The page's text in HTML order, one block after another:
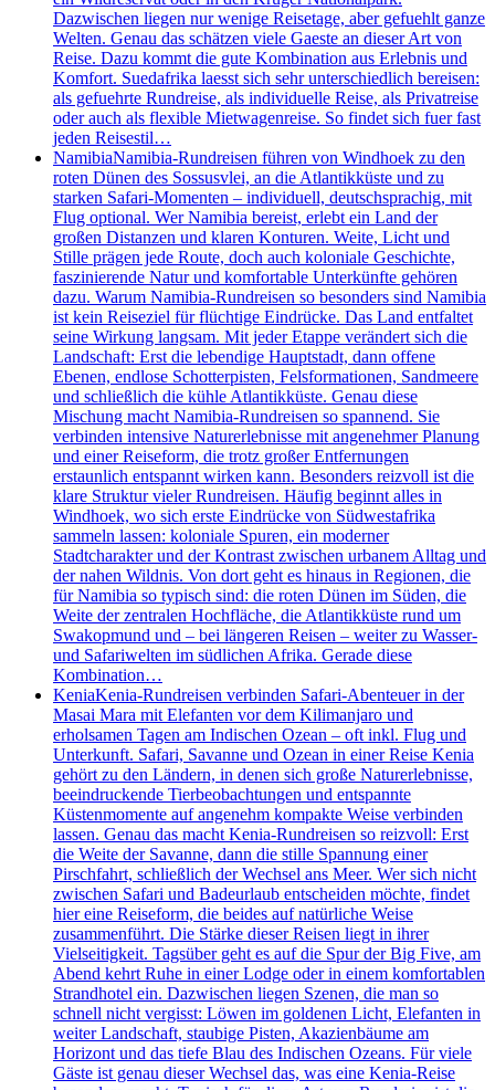
Dazwischen liegen nur wenige Reisetage, aber gefuehlt ganze
Welten. Genau das schätzen viele Gaeste an dieser Art von
Reise. Dazu kommt die gute Kombination aus Erlebnis und
Komfort. Suedafrika laesst sich sehr unterschiedlich bereisen:
als gefuehrte Rundreise, als individuelle Reise, als Privatreise
oder auch als flexible Mietwagenreise. So findet sich fuer fast
jeden Reisestil…
NamibiaNamibia-Rundreisen führen von Windhoek zu den
roten Dünen des Sossusvlei, an die Atlantikküste und zu
starken Safari-Momenten – individuell, deutschsprachig, mit
Flug optional. Wer Namibia bereist, erlebt ein Land der
großen Distanzen und klaren Konturen. Weite, Licht und
Stille prägen jede Route, doch auch koloniale Geschichte,
faszinierende Natur und komfortable Unterkünfte gehören
dazu. Warum Namibia-Rundreisen so besonders sind Namibia
ist kein Reiseziel für flüchtige Eindrücke. Das Land entfaltet
seine Wirkung langsam. Mit jeder Etappe verändert sich die
Landschaft: Erst die lebendige Hauptstadt, dann offene
Ebenen, endlose Schotterpisten, Felsformationen, Sandmeere
und schließlich die kühle Atlantikküste. Genau diese
Mischung macht Namibia-Rundreisen so spannend. Sie
verbinden intensive Naturerlebnisse mit angenehmer Planung
und einer Reiseform, die trotz großer Entfernungen
erstaunlich entspannt wirken kann. Besonders reizvoll ist die
klare Struktur vieler Rundreisen. Häufig beginnt alles in
Windhoek, wo sich erste Eindrücke von Südwestafrika
sammeln lassen: koloniale Spuren, ein moderner
Stadtcharakter und der Kontrast zwischen urbanem Alltag und
der nahen Wildnis. Von dort geht es hinaus in Regionen, die
für Namibia so typisch sind: die roten Dünen im Süden, die
Weite der zentralen Hochfläche, die Atlantikküste rund um
Swakopmund und – bei längeren Reisen – weiter zu Wasser-
und Safariwelten im südlichen Afrika. Gerade diese
Kombination…
KeniaKenia-Rundreisen verbinden Safari-Abenteuer in der
Masai Mara mit Elefanten vor dem Kilimanjaro und
erholsamen Tagen am Indischen Ozean – oft inkl. Flug und
Unterkunft. Safari, Savanne und Ozean in einer Reise Kenia
gehört zu den Ländern, in denen sich große Naturerlebnisse,
beeindruckende Tierbeobachtungen und entspannte
Küstenmomente auf angenehm kompakte Weise verbinden
lassen. Genau das macht Kenia-Rundreisen so reizvoll: Erst
die Weite der Savanne, dann die stille Spannung einer
Pirschfahrt, schließlich der Wechsel ans Meer. Wer sich nicht
zwischen Safari und Badeurlaub entscheiden möchte, findet
hier eine Reiseform, die beides auf natürliche Weise
zusammenführt. Die Stärke dieser Reisen liegt in ihrer
Vielseitigkeit. Tagsüber geht es auf die Spur der Big Five, am
Abend kehrt Ruhe in einer Lodge oder in einem komfortablen
Strandhotel ein. Dazwischen liegen Szenen, die man so
schnell nicht vergisst: Löwen im goldenen Licht, Elefanten in
weiter Landschaft, staubige Pisten, Akazienbäume am
Horizont und das tiefe Blau des Indischen Ozeans. Für viele
Gäste ist genau dieser Wechsel das, was eine Kenia-Reise